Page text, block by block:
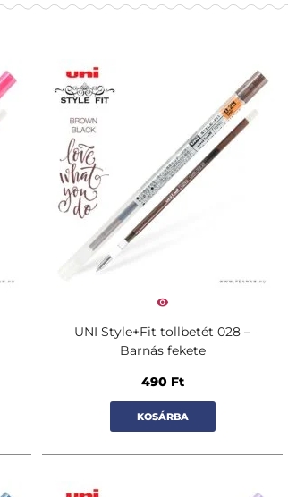
UNI Style+Fit tollbetét 028 –
Barnás fekete
490 Ft
KOSÁRBA